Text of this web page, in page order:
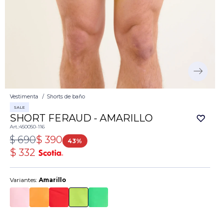
Vestimenta Shorts de baño
SALE
SHORT FERAUD - AMARILLO
450050-116
$ 390
$ 690 43
$ 332
Variantes: Amarillo